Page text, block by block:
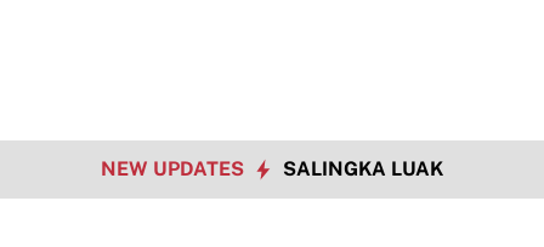
NEW UPDATES SALINGKA LUAK